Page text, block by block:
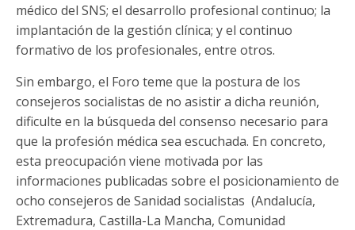
médico del SNS; el desarrollo profesional continuo; la
implantación de la gestión clínica; y el continuo
formativo de los profesionales, entre otros.
Sin embargo, el Foro teme que la postura de los
consejeros socialistas de no asistir a dicha reunión,
dificulte en la búsqueda del consenso necesario para
que la profesión médica sea escuchada. En concreto,
esta preocupación viene motivada por las
informaciones publicadas sobre el posicionamiento de
ocho consejeros de Sanidad socialistas (Andalucía,
Extremadura, Castilla-La Mancha, Comunidad